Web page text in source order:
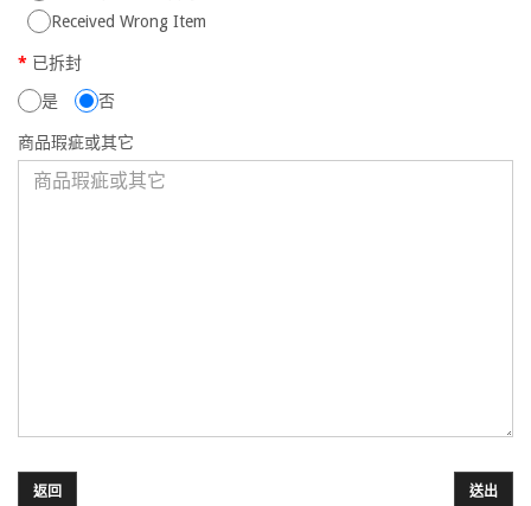
Received Wrong Item
已拆封
是
否
商品瑕疵或其它
返回